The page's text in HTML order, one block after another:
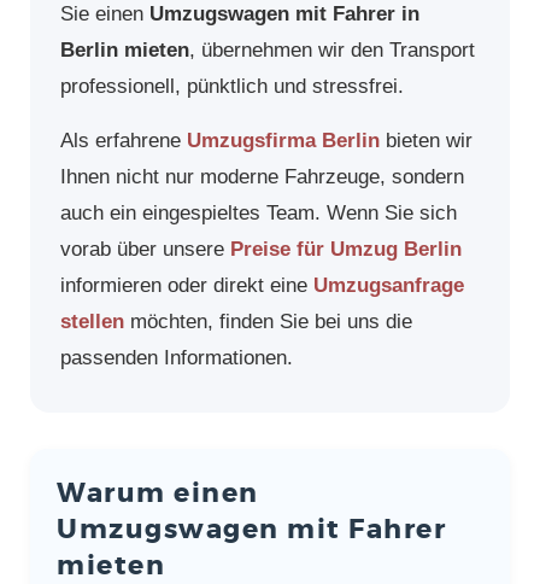
Sie einen Umzugswagen mit Fahrer in
Berlin mieten, übernehmen wir den Transport
professionell, pünktlich und stressfrei.
Als erfahrene Umzugsfirma Berlin bieten wir
Ihnen nicht nur moderne Fahrzeuge, sondern
auch ein eingespieltes Team. Wenn Sie sich
vorab über unsere Preise für Umzug Berlin
informieren oder direkt eine Umzugsanfrage
stellen möchten, finden Sie bei uns die
passenden Informationen.
Warum einen
Umzugswagen mit Fahrer
mieten